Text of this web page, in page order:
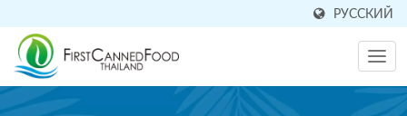
РУССКИЙ